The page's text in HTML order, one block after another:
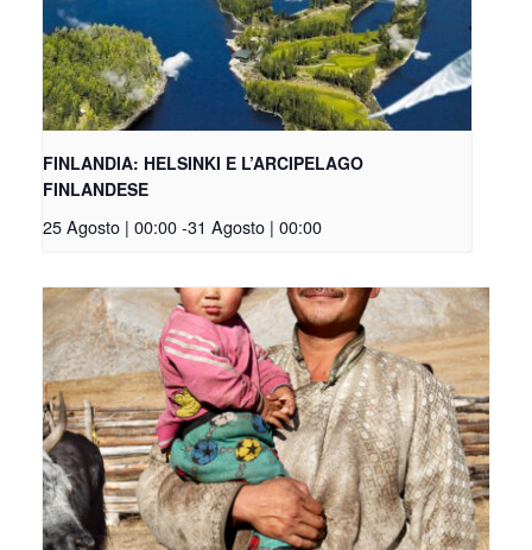
FINLANDIA: HELSINKI E L’ARCIPELAGO
FINLANDESE
25 Agosto | 00:00-31 Agosto | 00:00